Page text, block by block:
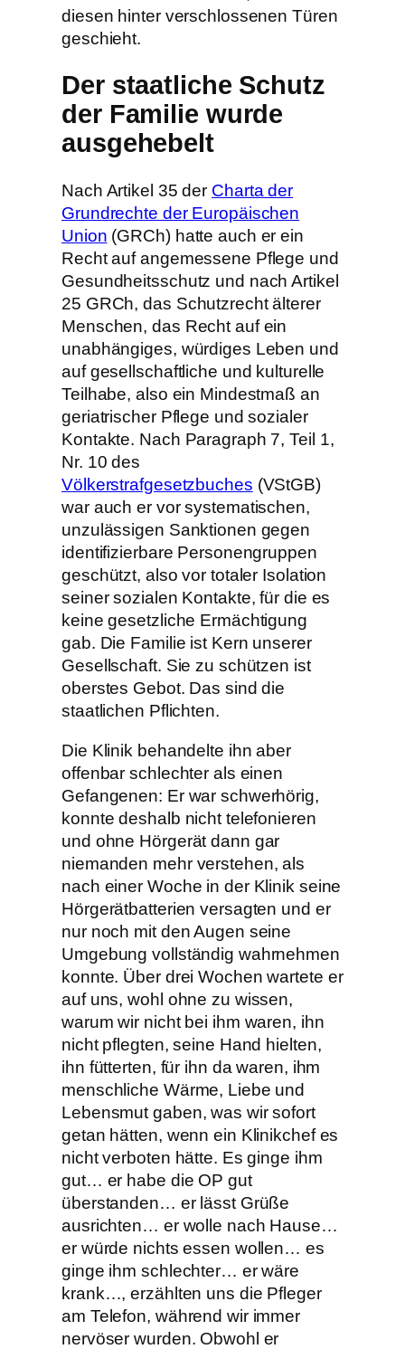
diesen hinter verschlossenen Türen
geschieht.
Der staatliche Schutz
der Familie wurde
ausgehebelt
Nach Artikel 35 der Charta der
Grundrechte der Europäischen
Union (GRCh) hatte auch er ein
Recht auf angemessene Pflege und
Gesundheitsschutz und nach Artikel
25 GRCh, das Schutzrecht älterer
Menschen, das Recht auf ein
unabhängiges, würdiges Leben und
auf gesellschaftliche und kulturelle
Teilhabe, also ein Mindestmaß an
geriatrischer Pflege und sozialer
Kontakte. Nach Paragraph 7, Teil 1,
Nr. 10 des
Völkerstrafgesetzbuches (VStGB)
war auch er vor systematischen,
unzulässigen Sanktionen gegen
identifizierbare Personengruppen
geschützt, also vor totaler Isolation
seiner sozialen Kontakte, für die es
keine gesetzliche Ermächtigung
gab. Die Familie ist Kern unserer
Gesellschaft. Sie zu schützen ist
oberstes Gebot. Das sind die
staatlichen Pflichten.
Die Klinik behandelte ihn aber
offenbar schlechter als einen
Gefangenen: Er war schwerhörig,
konnte deshalb nicht telefonieren
und ohne Hörgerät dann gar
niemanden mehr verstehen, als
nach einer Woche in der Klinik seine
Hörgerätbatterien versagten und er
nur noch mit den Augen seine
Umgebung vollständig wahrnehmen
konnte. Über drei Wochen wartete er
auf uns, wohl ohne zu wissen,
warum wir nicht bei ihm waren, ihn
nicht pflegten, seine Hand hielten,
ihn fütterten, für ihn da waren, ihm
menschliche Wärme, Liebe und
Lebensmut gaben, was wir sofort
getan hätten, wenn ein Klinikchef es
nicht verboten hätte. Es ginge ihm
gut… er habe die OP gut
überstanden… er lässt Grüße
ausrichten… er wolle nach Hause…
er würde nichts essen wollen… es
ginge ihm schlechter… er wäre
krank…, erzählten uns die Pfleger
am Telefon, während wir immer
nervöser wurden. Obwohl er